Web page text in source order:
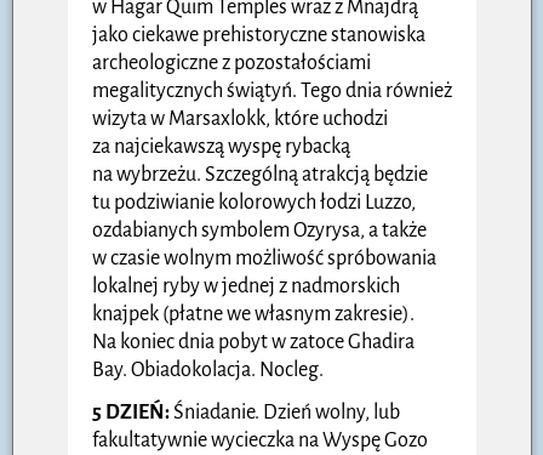
w Hagar Quim Temples wraz z Mnajdrą
jako ciekawe prehistoryczne stanowiska
archeologiczne z pozostałościami
megalitycznych świątyń. Tego dnia również
wizyta w Marsaxlokk, które uchodzi
za najciekawszą wyspę rybacką
na wybrzeżu. Szczególną atrakcją będzie
tu podziwianie kolorowych łodzi Luzzo,
ozdabianych symbolem Ozyrysa, a także
w czasie wolnym możliwość spróbowania
lokalnej ryby w jednej z nadmorskich
knajpek (płatne we własnym zakresie).
Na koniec dnia pobyt w zatoce Ghadira
Bay. Obiadokolacja. Nocleg.
5 DZIEŃ:Śniadanie. Dzień wolny, lub
fakultatywnie wycieczka na Wyspę Gozo